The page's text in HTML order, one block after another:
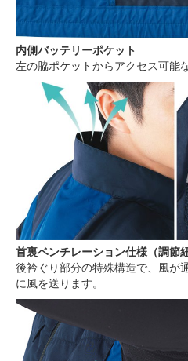
内側バッテリーポケット
左の脇ポケットからアクセス可能
首裏ベンチレーション仕様（調節
後衿ぐり部分の特殊構造で、風が
に風を送ります。